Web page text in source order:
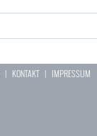
| KONTAKT| IMPRESSUM